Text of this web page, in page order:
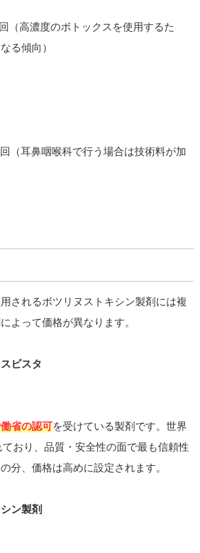
（高濃度のボトックスを使用するた
る傾向）
（耳鼻咽喉科で行う場合は技術料が加
されるボツリヌストキシン製剤には複
よって価格が異なります。
ビスタ
省の認可を受けている製剤です。世界
おり、品質・安全性の面で最も信頼性
分、価格は高めに設定されます。
ン製剤